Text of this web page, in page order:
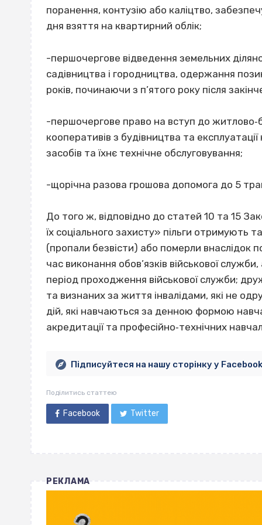
поранення, контузію або каліцтво,
дня взяття на квартирний облік;
-першочергове відведення земельних
садівництва і городництва, одержання
років, починаючи з п’ятого року після
-першочергове право на вступ до
кооперативів з будівництва та
засобів та їхнє технічне обслуговування;
-щорічна разова грошова допомога до 5
До того ж, відповідно до статей 10 та 15
їх соціального захисту» пільги отримують
(пропали безвісти) або померли внаслідок
час виконання обов’язків військової
період проходження військової служби;
та визнаних за життя інвалідами, які не
дій, які навчаються за денною формою
акредитації та професійно‐технічних
Підписуйтеся на нашу сторінку у Facebook
Поділитись статтею
Facebook Twitter
РЕКЛАМА